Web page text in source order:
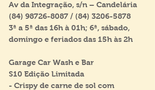
Av da Integração, s/n – Candelária
(84) 98726-8087 / (84) 3206-5878
3ª a 5ª das 16h à 01h; 6ª, sábado,
domingo e feriados das 15h às 2h
Garage Car Wash e Bar
S10 Edição Limitada
- Crispy de carne de sol com